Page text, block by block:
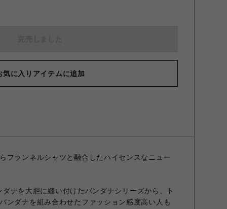
気に入りアイテムに追加
フランネルシャツと融合したハイセンスなニュー
ナを大胆に縫い付けたバンダナシリーズから、ト
ンダナを組み合わせたファッション感度高い人も